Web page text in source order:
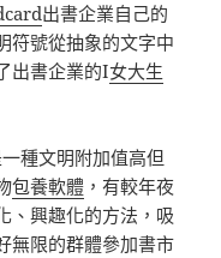
出書企業自己的
符號從抽象的文字中
出書企業的I女大生
種文明附加值高但
包養軟體 ，有較年夜
、興趣化的方法，吸
無限的群體參加書市